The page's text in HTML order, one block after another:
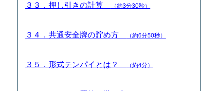
３３．押し引きの計算 （約3分30秒）
３４．共通安全牌の貯め方 （約6分50秒）
３５．形式テンパイとは？ （約4分）